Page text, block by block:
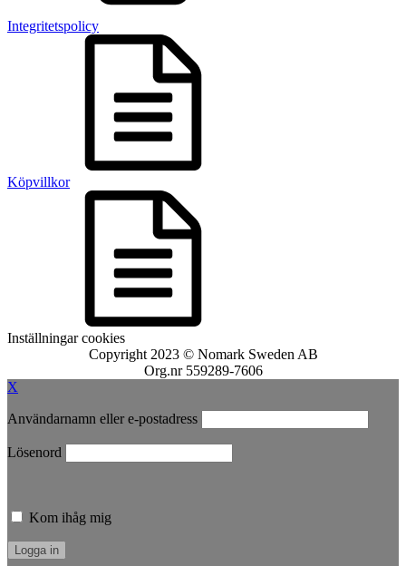
Integritetspolicy
Köpvillkor
Inställningar cookies
Copyright 2023 © Nomark Sweden AB
Org.nr 559289-7606
X
Användarnamn eller e-postadress
Lösenord
Kom ihåg mig